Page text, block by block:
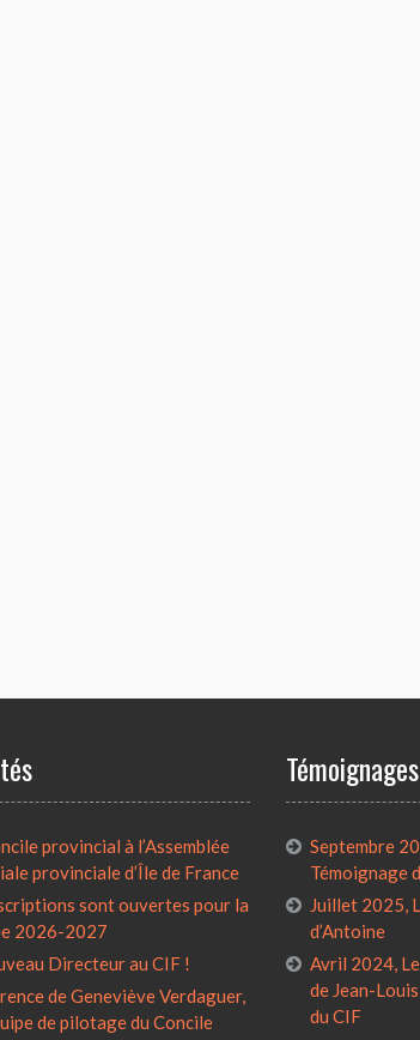
provincial à l’Assemblée
provinciale d’Île de France
sont ouvertes pour la
2026-2027
Directeur au CIF !
de Geneviève Verdaguer,
de pilotage du Concile
Témoignages
Septembre
Témoignage
Juillet 2025,
d’Antoine
Avril 2024,
de Jean-
du CIF